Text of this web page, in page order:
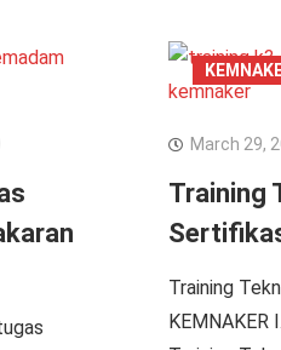
March 29,
Training
Training
KEMNAKER